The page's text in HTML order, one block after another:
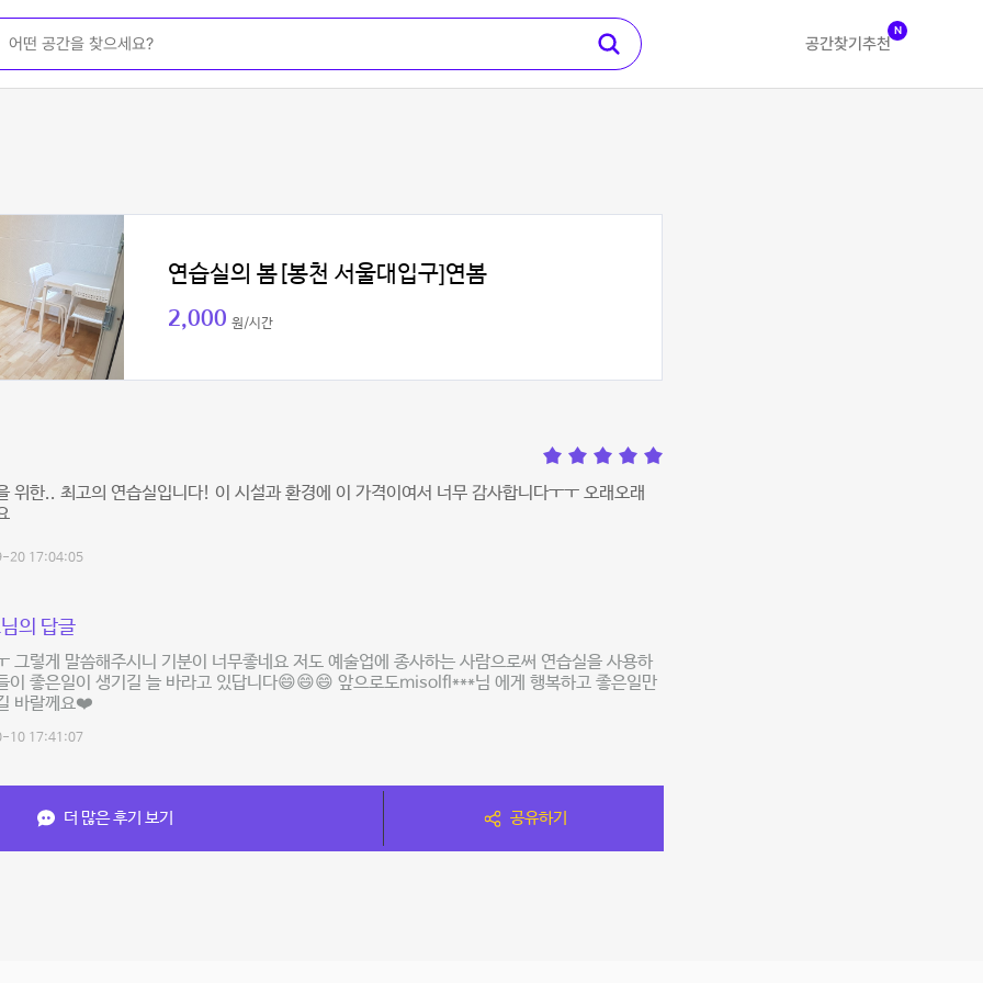
공간찾기 추천
N
연습실의 봄[봉천 서울대입구]연봄
2,000 원/시간
위한.. 최고의 연습실입니다! 이 시설과 환경에 이 가격이여서 너무 감사합니다ㅜㅜ 오래오래
20 17:04:05
의 답글
그렇게 말씀해주시니 기분이 너무좋네요 저도 예술업에 종사하는 사람으로써 연습실을 사용하
이 좋은일이 생기길 늘 바라고 있답니다😄😄😄 앞으로도misolfl***님 에게 행복하고 좋은일만
바랄께요❤️
10 17:41:07
더 많은 후기 보기 공유하기